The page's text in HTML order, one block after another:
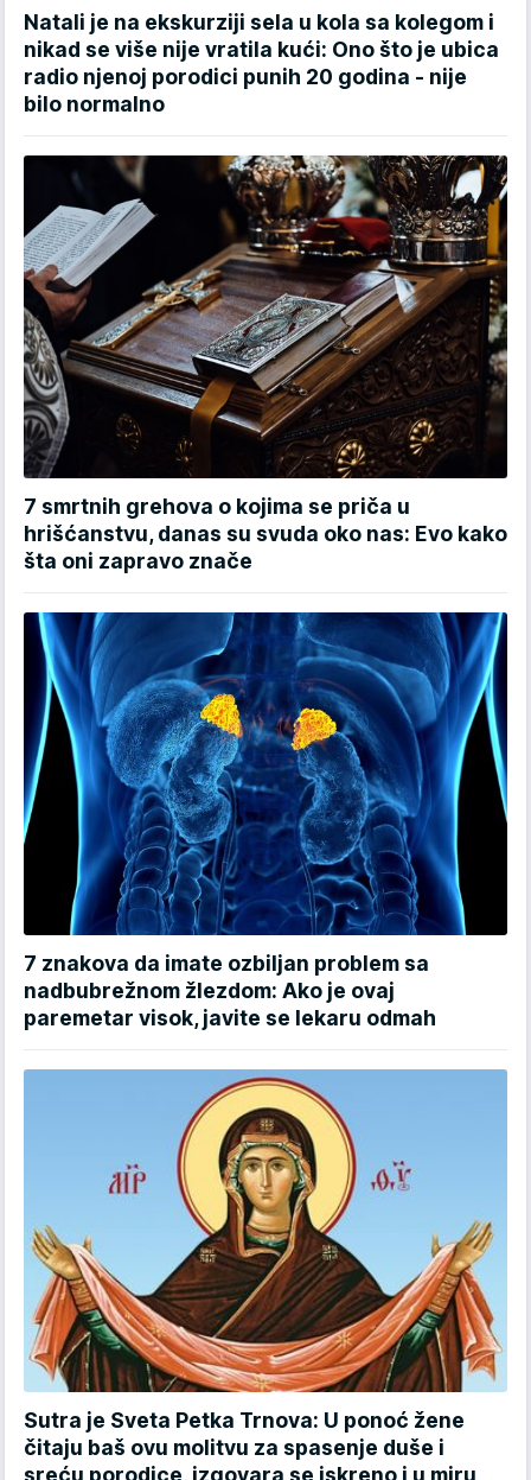
Natali je na ekskurziji sela u kola sa kolegom i
nikad se više nije vratila kući: Ono što je ubica
radio njenoj porodici punih 20 godina - nije
bilo normalno
7 smrtnih grehova o kojima se priča u
hrišćanstvu, danas su svuda oko nas: Evo kako
šta oni zapravo znače
7 znakova da imate ozbiljan problem sa
nadbubrežnom žlezdom: Ako je ovaj
paremetar visok, javite se lekaru odmah
Sutra je Sveta Petka Trnova: U ponoć žene
čitaju baš ovu molitvu za spasenje duše i
sreću porodice, izgovara se iskreno i u miru